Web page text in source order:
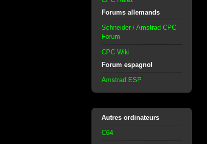
Forums allemands
Schneider / Amstrad CPC
Forum
CPC Wiki
Forum espagnol
Amstrad ESP
Autres ordinateurs
C64